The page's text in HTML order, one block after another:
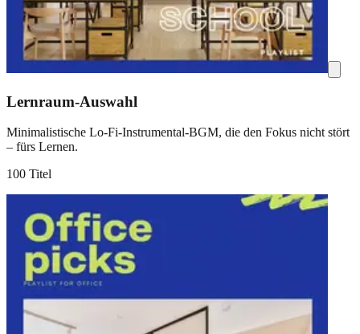
Lernraum-Auswahl
Minimalistische Lo-Fi-Instrumental-BGM, die den Fokus nicht stört
– fürs Lernen.
100 Titel